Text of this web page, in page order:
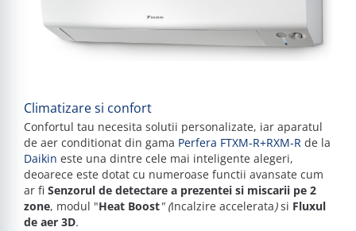
Climatizare si confort
Confortul tau necesita solutii personalizate, iar aparatul
de aer conditionat din gama Perfera FTXM-R+RXM-R de la
Daikin este una dintre cele mai inteligente alegeri,
deoarece este dotat cu numeroase functii avansate cum
ar fi Senzorul de detectare a prezentei si miscarii pe 2
zone, modul "Heat Boost" (Incalzire accelerata)si Fluxul
de aer 3D.